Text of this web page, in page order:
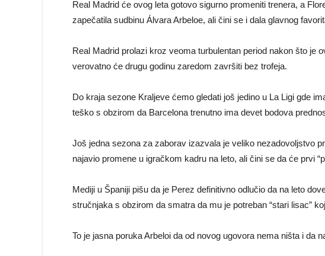
Real Madrid će ovog leta gotovo sigurno promeniti trenera, a
zapečatila sudbinu Álvara Arbeloe, ali čini se i dala glavnog
Real Madrid prolazi kroz veoma turbulentan period nakon što je
verovatno će drugu godinu zaredom završiti bez trofeja.
Do kraja sezone Kraljeve ćemo gledati još jedino u La Ligi gde
teško s obzirom da Barcelona trenutno ima devet bodova
Još jedna sezona za zaborav izazvala je veliko nezadovoljstvo
najavio promene u igračkom kadru na leto, ali čini se da će prvi
Mediji u Španiji pišu da je Perez definitivno odlučio da na leto
stručnjaka s obzirom da smatra da mu je potreban “stari lisac”
To je jasna poruka Arbeloi da od novog ugovora nema ništa i da